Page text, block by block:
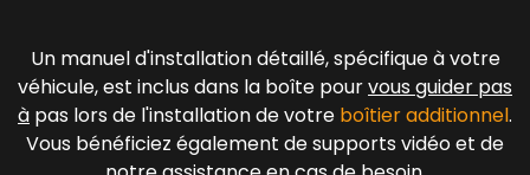
Un manuel d'installation détaillé, spécifique à votre
véhicule, est inclus dans la boîte pourvous guider pas
à pas lors de l'installation de votre boîtier additionnel.
Vous bénéficiez également de supports vidéo et de